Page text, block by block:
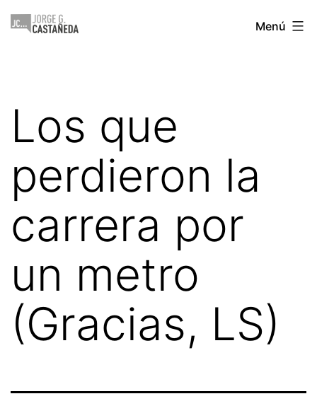
Saltar
Jorge
Menú
Los que
perdieron la
carrera por
un metro
(Gracias, LS)